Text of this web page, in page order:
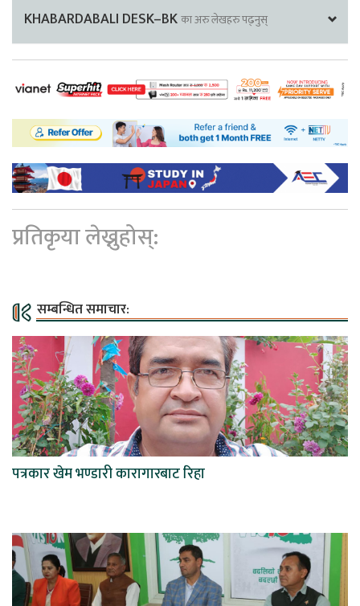
KHABARDABALI DESK–BKका अरु लेखहरु पढ्नुस्
प्रतिकृया लेख्नुहोस्:
सम्बन्धित समाचार:
पत्रकार खेम भण्डारी कारागारबाट रिहा